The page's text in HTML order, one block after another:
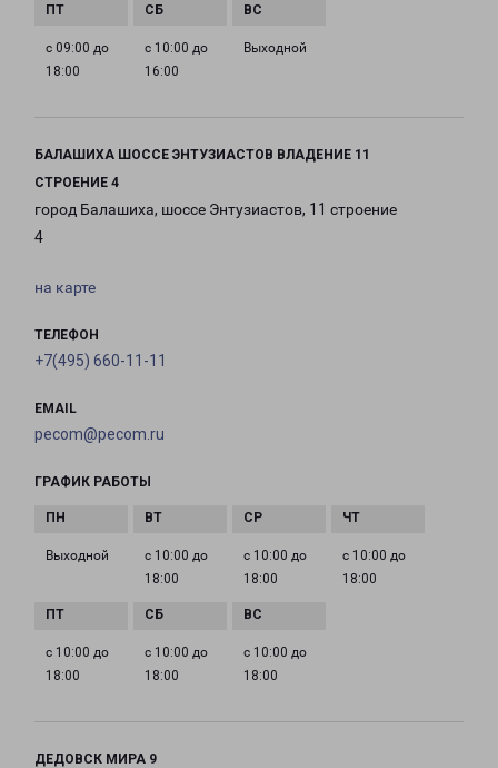
с 09:00 до
18:00
с 10:00 до
16:00
Выходной
БАЛАШИХА ШОССЕ ЭНТУЗИАСТОВ ВЛАДЕНИЕ 11
СТРОЕНИЕ 4
город Балашиха, шоссе Энтузиастов, 11 строение
4
на карте
ТЕЛЕФОН
+7(495) 660-11-11
EMAIL
pecom@pecom.ru
ГРАФИК РАБОТЫ
Выходной
с 10:00 до
18:00
с 10:00 до
18:00
с 10:00 до
18:00
с 10:00 до
18:00
с 10:00 до
18:00
с 10:00 до
18:00
ДЕДОВСК МИРА 9